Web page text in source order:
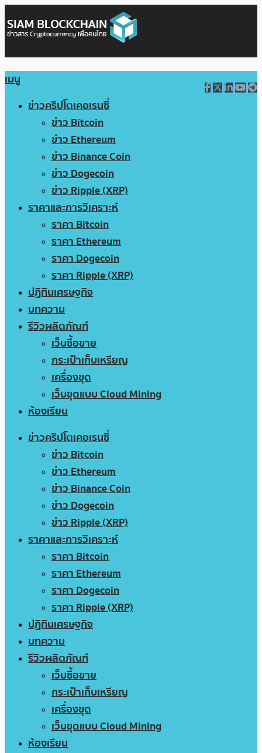
เมนู
ข่าวคริปโตเคอเรนซี่
ข่าว Bitcoin
ข่าว Ethereum
ข่าว Binance Coin
ข่าว Dogecoin
ข่าว Ripple (XRP)
ราคาและการวิเคราะห์
ราคา Bitcoin
ราคา Ethereum
ราคา Dogecoin
ราคา Ripple (XRP)
ปฏิทินเศรษฐกิจ
บทความ
รีวิวผลิตภัณฑ์
เว็บซื้อขาย
กระเป๋าเก็บเหรียญ
เครื่องขุด
เว็บขุดแบบ Cloud Mining
ห้องเรียน
ข่าวคริปโตเคอเรนซี่
ข่าว Bitcoin
ข่าว Ethereum
ข่าว Binance Coin
ข่าว Dogecoin
ข่าว Ripple (XRP)
ราคาและการวิเคราะห์
ราคา Bitcoin
ราคา Ethereum
ราคา Dogecoin
ราคา Ripple (XRP)
ปฏิทินเศรษฐกิจ
บทความ
รีวิวผลิตภัณฑ์
เว็บซื้อขาย
กระเป๋าเก็บเหรียญ
เครื่องขุด
เว็บขุดแบบ Cloud Mining
ห้องเรียน